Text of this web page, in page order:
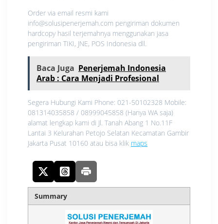
Order via email resmi kami
info@solusipenerjemah.com pengiriman dokumen
hardcopy hasil terjemahnya menggunakan jasa
pengiriman TIKI, JNE, POS Indonesia dll.
Baca Juga Penerjemah Indonesia
Arab : Cara Menjadi Profesional
Segera Hubungi Kami Phone: 021-50102328 Mobile:
081314035858 / 08999045858 (Hanya WA saja)
alamat lengkap kami di Jl. Tanah Abang 1 No.11F
Lantai 3 Kelurahan Petojo Selatan Kecamatan Gambir
Jakarta Pusat 10160 atau bisa klik maps
Summary